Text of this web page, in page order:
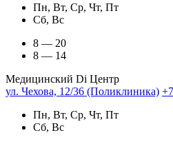
Пн, Вт, Ср, Чт, Пт
Сб, Вс
8 — 20
8 — 14
Медицинский Di Центр
ул. Чехова, 12/36 (Поликлиника)
Пн, Вт, Ср, Чт, Пт
Сб, Вс